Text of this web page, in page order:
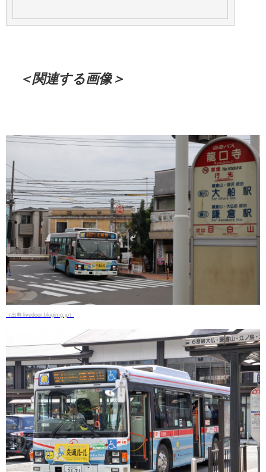
＜関連する画像＞
（出典 livedoor.blogimg.jp）